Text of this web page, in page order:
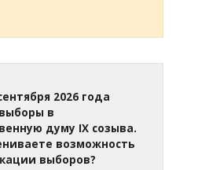
2026 года
в
думу IX созыва.
возможность
выборов?